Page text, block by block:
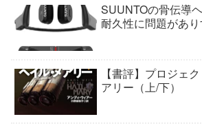
SUUNTOの骨伝導
耐久性に問題があ
【書評】プロジェ
アリー（上/下）